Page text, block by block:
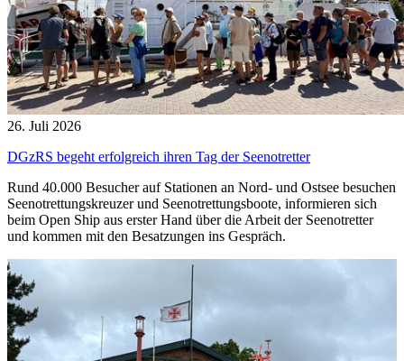
26. Juli 2026
DGzRS begeht erfolgreich ihren Tag der Seenotretter
Rund 40.000 Besucher auf Stationen an Nord- und Ostsee besuchen
Seenotrettungskreuzer und Seenotrettungsboote, informieren sich
beim Open Ship aus erster Hand über die Arbeit der Seenotretter
und kommen mit den Besatzungen ins Gespräch.